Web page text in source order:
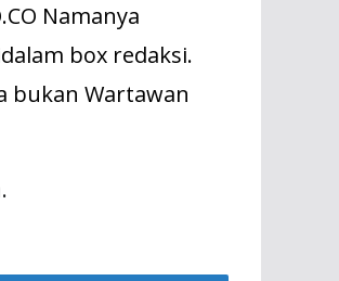
Namanya
box redaksi.
bukan Wartawan